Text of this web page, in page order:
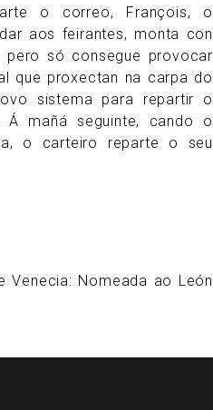
o correo, François, o
aos feirantes, monta con
só consegue provocar
que proxectan na carpa do
sistema para repartir o
mañá seguinte, cando o
o carteiro reparte o seu
Venecia: Nomeada ao León